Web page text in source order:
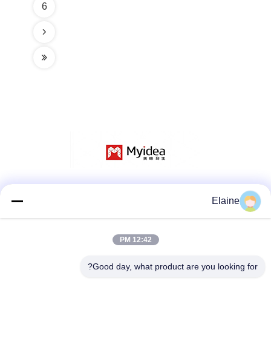
6
Elaine
12:42 PM
Good day, what product are you looking for?